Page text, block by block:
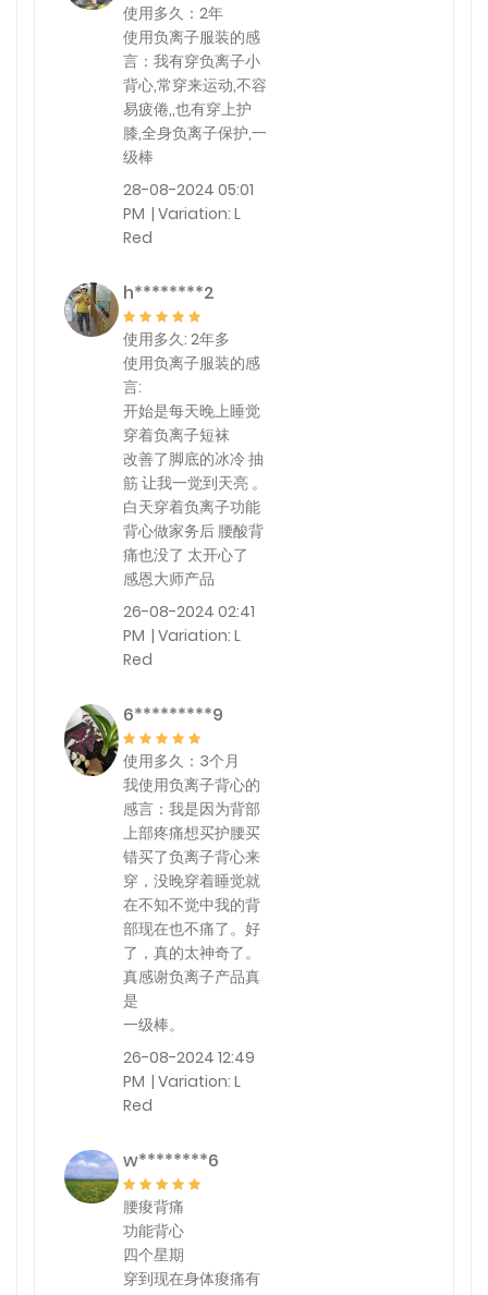
使用多久：2年
使用负离子服装的感
言：我有穿负离子小
背心,常穿来运动,不容
易疲倦,,也有穿上护
膝,全身负离子保护,一
级棒
28-08-2024 05:01
PM | Variation: L
Red
h********2
使用多久: 2年多
使用负离子服装的感
言:
开始是每天晚上睡觉
穿着负离子短袜
改善了脚底的冰冷 抽
筋 让我一觉到天亮 。
白天穿着负离子功能
背心做家务后 腰酸背
痛也没了 太开心了
感恩大师产品
26-08-2024 02:41
PM | Variation: L
Red
6*********9
使用多久：3个月
我使用负离子背心的
感言：我是因为背部
上部疼痛想买护腰买
错买了负离子背心来
穿，没晚穿着睡觉就
在不知不觉中我的背
部现在也不痛了。好
了，真的太神奇了。
真感谢负离子产品真
是
一级棒。
26-08-2024 12:49
PM | Variation: L
Red
w********6
腰痠背痛
功能背心
四个星期
穿到现在身体痠痛有